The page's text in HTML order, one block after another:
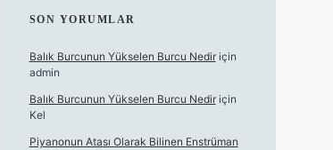
SON YORUMLAR
Balık Burcunun Yükselen Burcu Nediriçin
admin
Balık Burcunun Yükselen Burcu Nediriçin
Kel
Piyanonun Atası Olarak Bilinen Enstrüman